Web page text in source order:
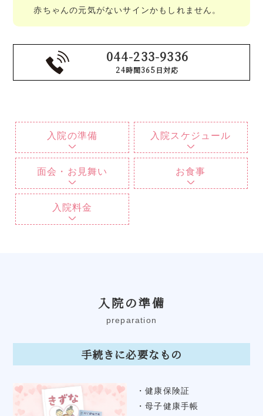
赤ちゃんの元気がないサインかもしれません。
044-233-9336
24時間365日対応
入院の準備 入院スケジュール
面会・お見舞い お食事
入院料金
入院の準備
preparation
手続きに必要なもの
・健康保険証
・母子健康手帳